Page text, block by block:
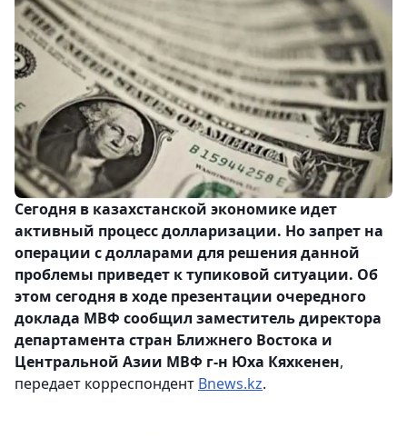
Сегодня в казахстанской экономике идет
активный процесс долларизации. Но запрет на
операции с долларами для решения данной
проблемы приведет к тупиковой ситуации. Об
этом сегодня в ходе презентации очередного
доклада МВФ сообщил заместитель директора
департамента стран Ближнего Востока и
Центральной Азии МВФ г-н Юха Кяхкенен,
передает корреспондент Bnews.kz.